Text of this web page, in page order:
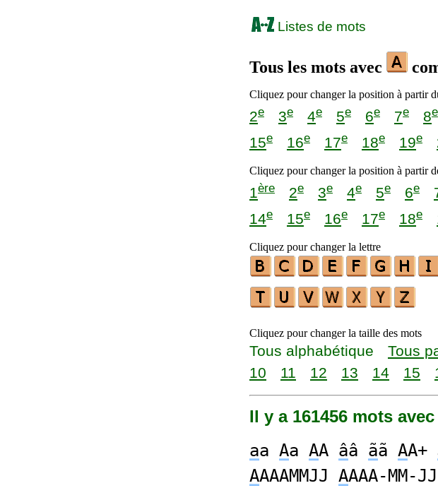
Listes de mots
Tous les mots avec
Cliquez pour changer la position à partir
2e 3e 4e 5e 6e 7e 8e
15e 16e 17e 18e 19e
Cliquez pour changer la position à partir
1ère 2e 3e 4e 5e 6e
14e 15e 16e 17e 18e
Cliquez pour changer la lettre
Cliquez pour changer la taille des mots
Tous alphabétique Tous
10
11 12 13 14 15
Il y a 161456 mots
aa Aa AA ââ ãã AA+
AAAAMMJJ AAAA-MM-JJ